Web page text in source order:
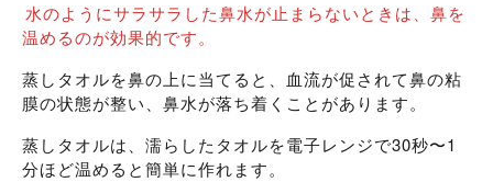
水のようにサラサラした鼻水が止まらないときは、鼻を
温めるのが効果的です。
蒸しタオルを鼻の上に当てると、血流が促されて鼻の粘
膜の状態が整い、鼻水が落ち着くことがあります。
蒸しタオルは、濡らしたタオルを電子レンジで30秒〜1
分ほど温めると簡単に作れます。